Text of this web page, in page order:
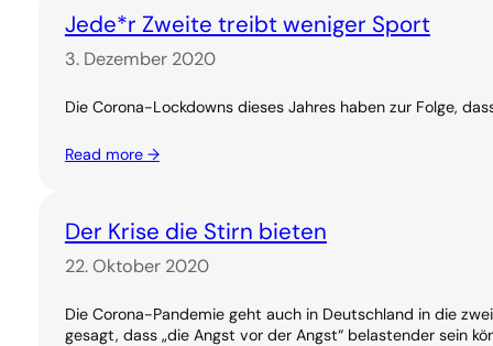
Jede*r Zweite treibt weniger Sport
3. Dezember 2020
Die Corona-Lockdowns dieses Jahres haben zur Folge,
Read more →
Der Krise die Stirn bieten
22. Oktober 2020
Die Corona-Pandemie geht auch in Deutschland in die
gesagt, dass „die Angst vor der Angst“ belastender sein